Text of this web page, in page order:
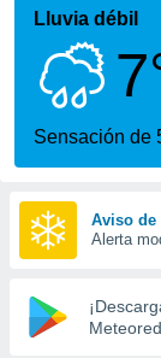
ha
para
que se
calidad.
a este
las
y
forma
digital
basada
Lluvia débil
Sensación de
Aviso
Alerta